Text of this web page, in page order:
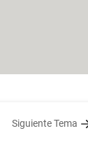
Siguiente Tema